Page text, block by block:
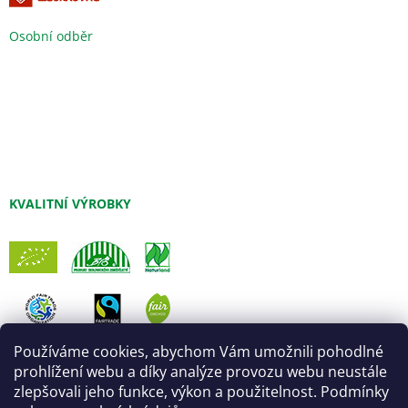
Používáme cookies, abychom Vám umožnili pohodlné
prohlížení webu a díky analýze provozu webu neustále
zlepšovali jeho funkce, výkon a použitelnost. Podmínky
Osobní odběr
KVALITNÍ VÝROBKY